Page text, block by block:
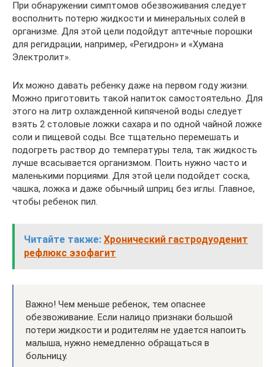
При обнаружении симптомов обезвоживания следует
восполнить потерю жидкости и минеральных солей в
организме. Для этой цели подойдут аптечные порошки
для регидрации, например, «Регидрон» и «Хумана
Электролит».
Их можно давать ребенку даже на первом году жизни.
Можно приготовить такой напиток самостоятельно. Для
этого на литр охлажденной кипяченой воды следует
взять 2 столовые ложки сахара и по одной чайной ложке
соли и пищевой соды. Все тщательно перемешать и
подогреть раствор до температуры тела, так жидкость
лучше всасывается организмом. Поить нужно часто и
маленькими порциями. Для этой цели подойдет соска,
чашка, ложка и даже обычный шприц без иглы. Главное,
чтобы ребенок пил.
Читайте также: Хронический гастродуоденит
рефлюкс эзофагит
Важно! Чем меньше ребенок, тем опаснее
обезвоживание. Если налицо признаки большой
потери жидкости и родителям не удается напоить
малыша, нужно немедленно обращаться в
больницу.